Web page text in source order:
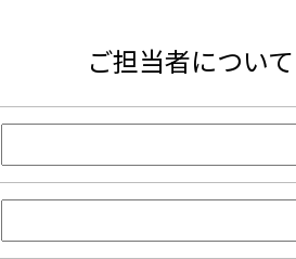
ご担当者について